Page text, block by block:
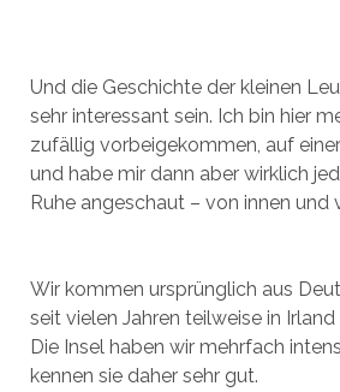
Und die Geschichte der kleinen
sehr interessant sein. Ich bin hier
zufällig vorbeigekommen, auf
und habe mir dann aber wirklich
Ruhe angeschaut – von innen und
Wir kommen ursprünglich aus
seit vielen Jahren teilweise in
Die Insel haben wir mehrfach
kennen sie daher sehr gut.